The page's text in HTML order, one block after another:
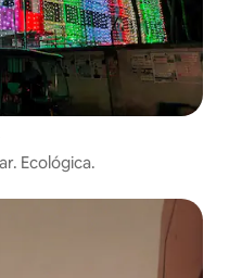
Ecológica.